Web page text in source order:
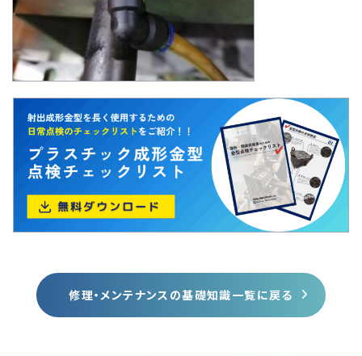
修理・メンテナンスの基礎知識一覧に戻る